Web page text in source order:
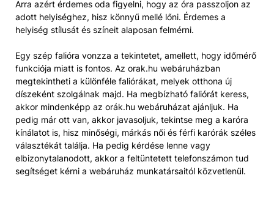
Arra azért érdemes oda figyelni, hogy az óra passzoljon az
adott helyiséghez, hisz könnyű mellé lőni. Érdemes a
helyiség stílusát és színeit alaposan felmérni.
Egy szép falióra vonzza a tekintetet, amellett, hogy időmérő
funkciója miatt is fontos. Az orak.hu webáruházban
megtekintheti a különféle faliórákat, melyek otthona új
díszeként szolgálnak majd. Ha megbízható faliórát keress,
akkor mindenképp az orák.hu webáruházat ajánljuk. Ha
pedig már ott van, akkor javasoljuk, tekintse meg a karóra
kínálatot is, hisz minőségi, márkás női és férfi karórák széles
választékát találja. Ha pedig kérdése lenne vagy
elbizonytalanodott, akkor a feltüntetett telefonszámon tud
segítséget kérni a webáruház munkatársaitól közvetlenül.